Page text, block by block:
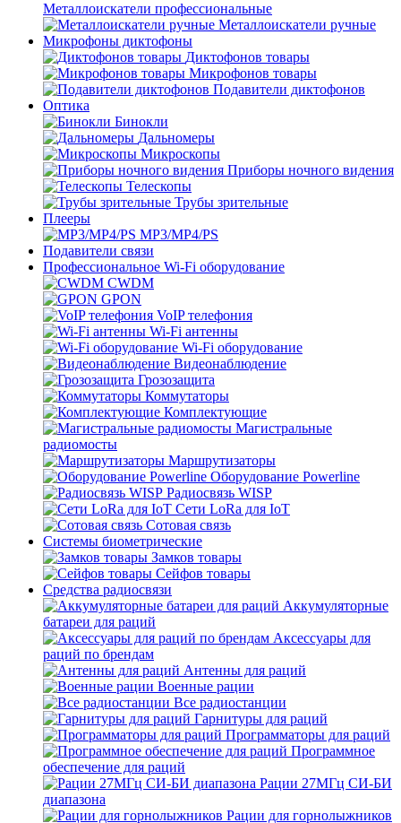
Металлоискатели профессиональные
Металлоискатели ручные
Микрофоны диктофоны
Диктофонов товары
Микрофонов товары
Подавители диктофонов
Оптика
Бинокли
Дальномеры
Микроскопы
Приборы ночного видения
Телескопы
Трубы зрительные
Плееры
MP3/MP4/PS
Подавители связи
Профессиональное Wi-Fi оборудование
CWDM
GPON
VoIP телефония
Wi-Fi антенны
Wi-Fi оборудование
Видеонаблюдение
Грозозащита
Коммутаторы
Комплектующие
Магистральные
радиомосты
Маршрутизаторы
Оборудование Powerline
Радиосвязь WISP
Сети LoRa для IoT
Сотовая связь
Системы биометрические
Замков товары
Сейфов товары
Средства радиосвязи
Аккумуляторные
батареи для раций
Аксессуары для
раций по брендам
Антенны для раций
Военные рации
Все радиостанции
Гарнитуры для раций
Программаторы для раций
Программное
обеспечение для раций
Рации 27МГц СИ-БИ
диапазона
Рации для горнолыжников